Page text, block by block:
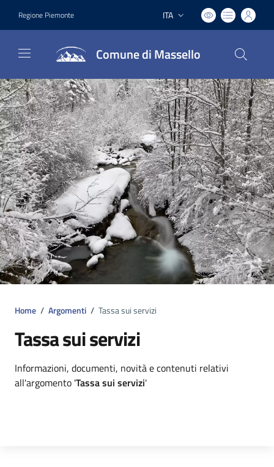
Regione Piemonte Lingua attiva:
ITA
Comune di Massello
Home / Argomenti / Tassa sui servizi
Tassa sui servizi
Dettagli argomento
Informazioni, documenti, novità e contenuti relativi
all'argomento 'Tassa sui servizi'